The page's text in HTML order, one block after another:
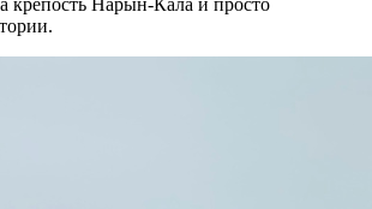
крепость Нарын-Кала и просто